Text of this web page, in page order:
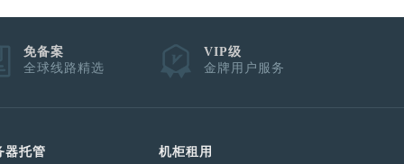
免备案
全球线路精选
VIP级
金牌用户服务
器托管 机柜租用